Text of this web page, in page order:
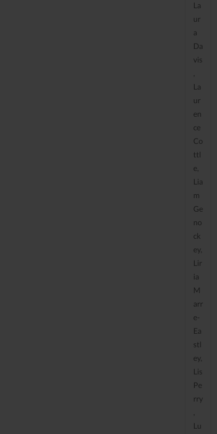
La
ur
a
Da
vis
,
La
ur
en
ce
Co
ttl
e,
Lia
m
Ge
no
ck
ey,
Lir
ia
M
arr
e-
Ea
stl
ey,
Lis
Pe
rry
,
Lu